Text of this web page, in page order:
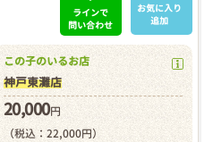
ラインで
問い合わせ
お気に入り
追加
この子のいるお店
神戸東灘店
20,000円
（税込：22,000円）